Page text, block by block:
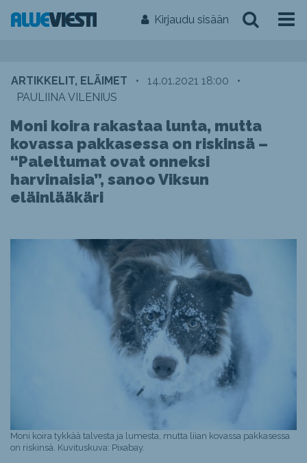
Kirjaudu sisään
ARTIKKELIT, ELÄIMET • 14.01.2021 18:00
•
PAULIINA VILENIUS
Moni koira rakastaa lunta, mutta
kovassa pakkasessa on riskinsä –
“Paleltumat ovat onneksi
harvinaisia”, sanoo Viksun
eläinlääkäri
Moni koira tykkää talvesta ja lumesta, mutta liian kovassa pakkasessa
on riskinsä. Kuvituskuva: Pixabay.